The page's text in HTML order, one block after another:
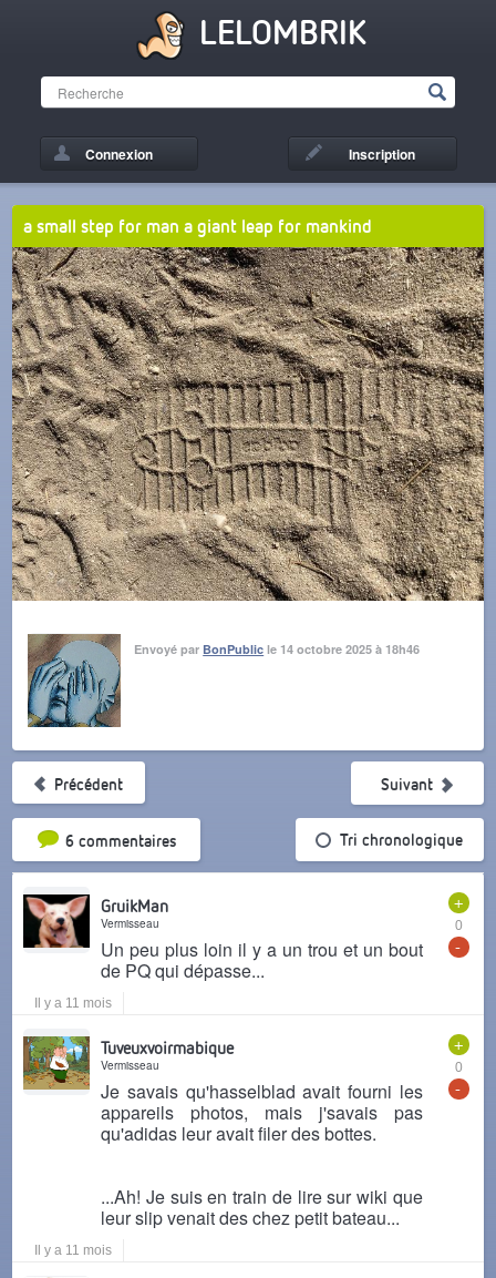
LELOMBRIK
Connexion Inscription
a small step for man a giant leap for mankind
Envoyé par BonPublic le 14 octobre 2025 à 18h46
Précédent
6 commentairesTri par popularité Tri chronologique
Suivant
+
0
-
GruikMan
Vermisseau
Un peu plus loin il y a un trou et un bout
de PQ qui dépasse...
Il y a 11 mois
+
0
-
Tuveuxvoirmabique
Vermisseau
Je savais qu'hasselblad avait fourni les
appareils photos, mais j'savais pas
qu'adidas leur avait filer des bottes.
...Ah! Je suis en train de lire sur wiki que
leur slip venait des chez petit bateau...
Il y a 11 mois